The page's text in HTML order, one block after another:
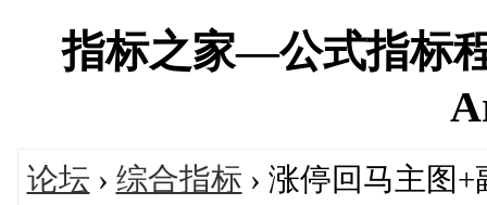
指标之家—公式指标
论坛 › 综合指标 › 涨停回马主图+